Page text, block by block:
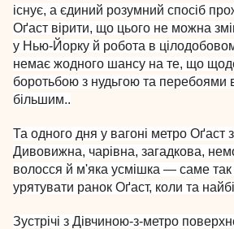
існує, а єдиний розумний спосіб
Оґаст вірити, що цього не можна
у Нью-Йорку й робота в
немає жодного шансу на те, що
боротьбою з нудьгою та перебоями
більшим..
Та одного дня у вагоні метро Оґаст
Дивовижна, чарівна, загадкова,
волосся й м'яка усмішка — саме
урятувати ранок Оґаст, коли та
Зустрічі з Дівчиною-з-метро